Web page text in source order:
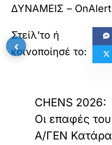
ΔΥΝΑΜΕΙΣ – OnAlert
CHENS 2026:
Οι επαφές του
Α/ΓΕΝ Κατάρα
‹